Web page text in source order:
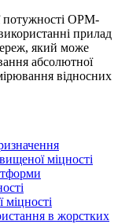
OPM-
прилад
який може
абсолютної
відносних
міцності
в жорстких